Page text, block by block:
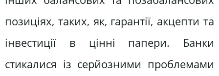
позиціях, таких, як, гарантії, акцепти та
інвестиції в цінні папери. Банки
стикалися із серйозними проблемами